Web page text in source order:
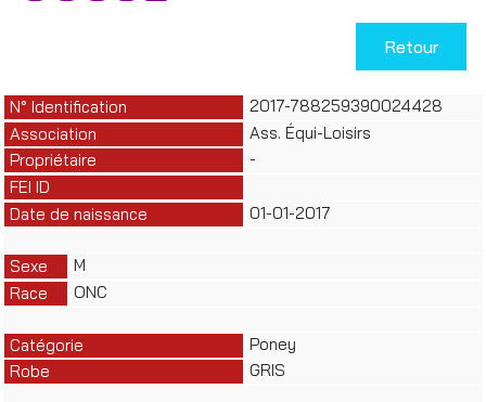
Retour
N° Identification
2017-788259390024428
Association
Ass. Équi-Loisirs
Propriétaire
-
FEI ID
Date de naissance
01-01-2017
Sexe
M
Race
ONC
Catégorie
Poney
Robe
GRIS